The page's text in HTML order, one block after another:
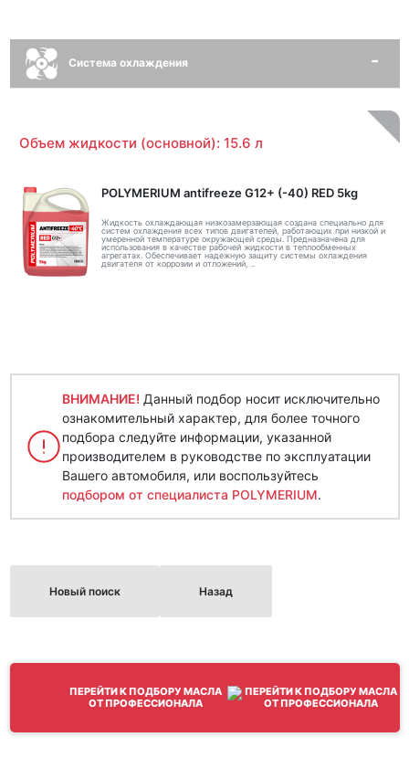
Система охлаждения
Объем жидкости (основной): 15.6 л
POLYMERIUM antifreeze G12+ (-40) RED 5kg
Жидкость охлаждающая низкозамерзающая создана специально для
систем охлаждения всех типов двигателей, работающих при низкой и
умеренной температуре окружающей среды. Предназначена для
использования в качестве рабочей жидкости в теплообменных
агрегатах. Обеспечивает надежную защиту системы охлаждения
двигателя от коррозии и отложений, ..
ВНИМАНИЕ! Данный подбор носит исключительно
ознакомительный характер, для более точного
подбора следуйте информации, указанной
производителем в руководстве по эксплуатации
Вашего автомобиля, или воспользуйтесь
подбором от специалиста POLYMERIUM.
Новый поиск Назад
ПЕРЕЙТИ К ПОДБОРУ МАСЛА
ОТ ПРОФЕССИОНАЛА